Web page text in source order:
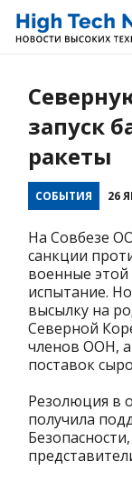
запуск
ракеты
СОБЫТИЯ 26
На Совбезе
санкции
военные
испытание.
высылку на
Северной
членов ООН,
поставок
Резолюция в
получила